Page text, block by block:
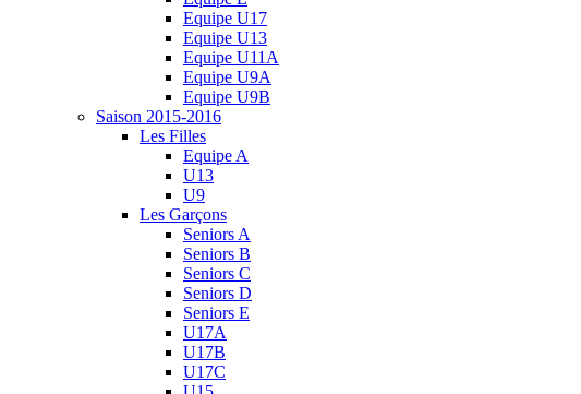
Equipe U17
Equipe U13
Equipe U11A
Equipe U9A
Equipe U9B
Saison 2015-2016
Les Filles
Equipe A
U13
U9
Les Garçons
Seniors A
Seniors B
Seniors C
Seniors D
Seniors E
U17A
U17B
U17C